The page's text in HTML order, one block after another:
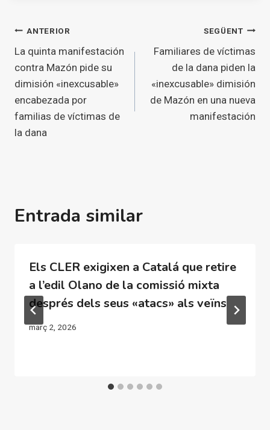
Navegació
d'entrades
ANTERIOR
La quinta manifestación
contra Mazón pide su
dimisión «inexcusable»
encabezada por
familias de víctimas de
la dana
SEGÜENT
Familiares de víctimas
de la dana piden la
«inexcusable» dimisión
de Mazón en una nueva
manifestación
Entrada similar
Els CLER exigixen a Catalá que retire
a l’edil Olano de la comissió mixta
després dels seus «atacs» als veïns
març 2, 2026